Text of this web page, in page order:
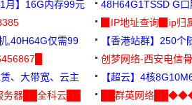
月】16G内存99元
48H64G1TSSD G
3000+可免费测试
▉IP地址查询▉ip归
,40H64G仅需99
【香港站群】250
创梦网络-西安电信
88元/月
、大带宽、云主
【超云】4核
务器██全科云██
██群英网络